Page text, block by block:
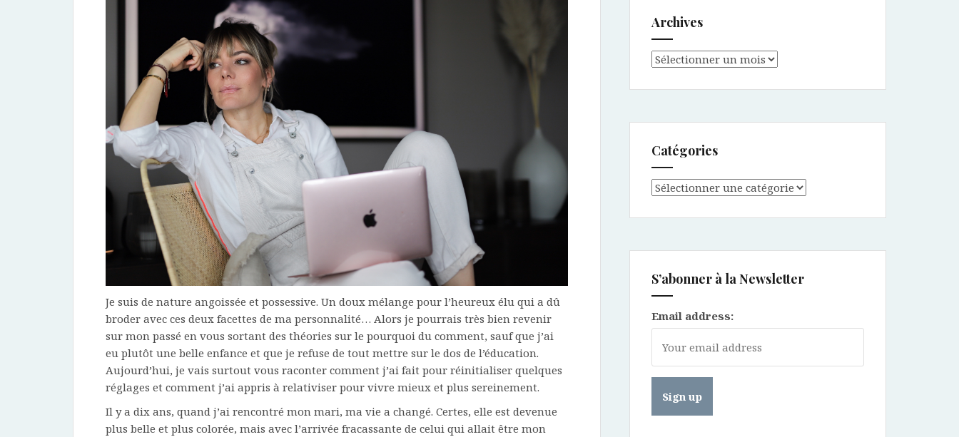
Je suis de nature angoissée et possessive. Un doux mélange pour l’heureux élu qui a dû
broder avec ces deux facettes de ma personnalité… Alors je pourrais très bien revenir
sur mon passé en vous sortant des théories sur le pourquoi du comment, sauf que j’ai
eu plutôt une belle enfance et que je refuse de tout mettre sur le dos de l’éducation.
Aujourd’hui, je vais surtout vous raconter comment j’ai fait pour réinitialiser quelques
réglages et comment j’ai appris à relativiser pour vivre mieux et plus sereinement.
Il y a dix ans, quand j’ai rencontré mon mari, ma vie a changé. Certes, elle est devenue
plus belle et plus colorée, mais avec l’arrivée fracassante de celui qui allait être mon
Archives
Archives
Catégories
Catégories
S’abonner à la Newsletter
Email address: